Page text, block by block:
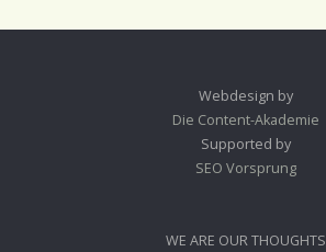
Webdesign by
Die Content-Akademie
Supported by
SEO Vorsprung
WE ARE OUR THOUGHTS